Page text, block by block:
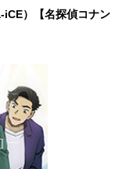
）【名探偵コナン